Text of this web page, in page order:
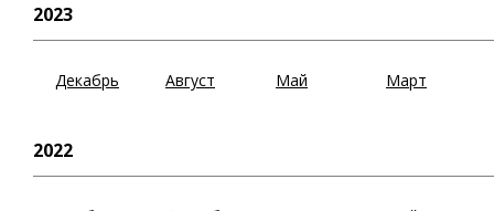
2023
Декабрь Август Май Март
2022